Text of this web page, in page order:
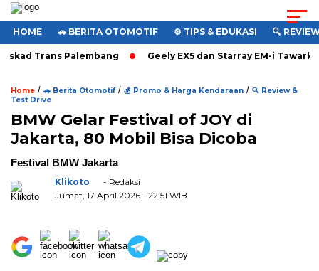
HOME 🚗 BERITA OTOMOTIF ⚙️ TIPS & EDUKASI 🔍
Trans Palembang Geely EX5 dan Starray EM-i
Home / 🚗 Berita Otomotif/ 💰 Promo & Harga Kendaraan / 🔍 Review &
Test Drive
BMW Gelar Festival of JOY di
Jakarta, 80 Mobil Bisa Dicoba
Festival BMW Jakarta
Klikoto
- Redaksi
Jumat, 17 April 2026 - 22:51 WIB